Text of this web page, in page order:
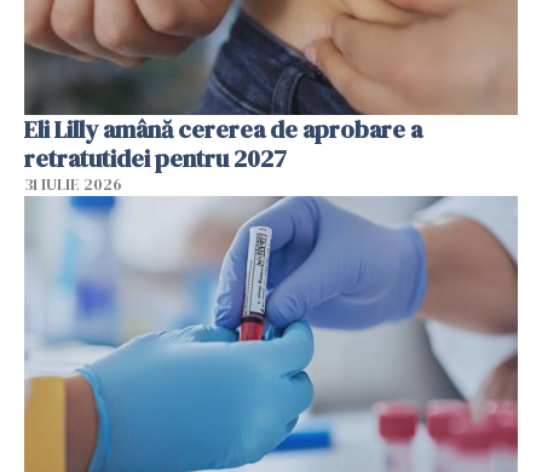
Eli Lilly amână cererea de aprobare a
retratutidei pentru 2027
31 IULIE 2026